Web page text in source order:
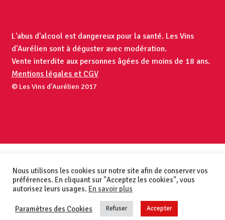
L'abus d'alcool est dangereux pour la santé. Les Vins
d'Aurélien sont à déguster avec modération.
Vente interdite aux personnes âgées de moins de 18 ans.
Mentions légales et CGV
© Les Vins d'Aurélien 2017
Nous utilisons les cookies sur notre site afin de conserver vos
préférences. En cliquant sur "Acceptez les cookies", vous
autorisez leurs usages. En savoir plus
Paramètres des Cookies Refuser Accepter